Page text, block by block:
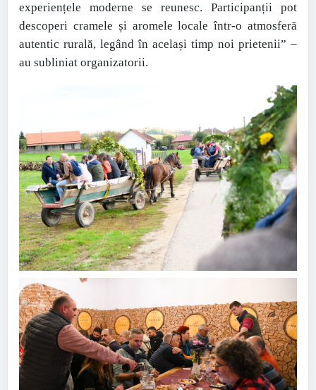
experiențele moderne se reunesc. Participanții pot
descoperi cramele și aromele locale într-o atmosferă
autentic rurală, legând în același timp noi prietenii” –
au subliniat organizatorii.